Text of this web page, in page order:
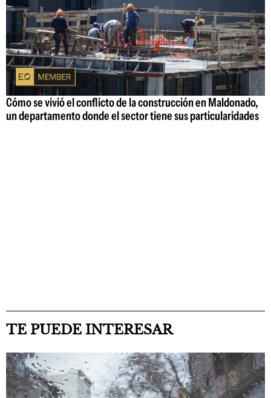
Cómo se vivió el conflicto de la construcción en Maldonado,
un departamento donde el sector tiene sus particularidades
TE PUEDE INTERESAR